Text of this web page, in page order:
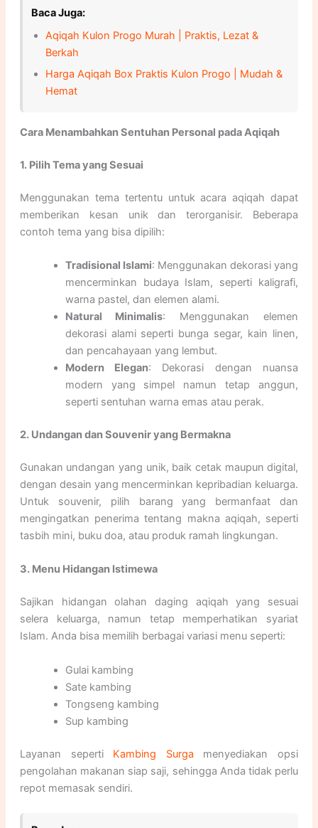
Baca Juga:
Aqiqah Kulon Progo Murah | Praktis, Lezat &
Berkah
Harga Aqiqah Box Praktis Kulon Progo | Mudah &
Hemat
Cara Menambahkan Sentuhan Personal pada Aqiqah
1. Pilih Tema yang Sesuai
Menggunakan tema tertentu untuk acara aqiqah dapat
memberikan kesan unik dan terorganisir. Beberapa
contoh tema yang bisa dipilih:
Tradisional Islami: Menggunakan dekorasi yang
mencerminkan budaya Islam, seperti kaligrafi,
warna pastel, dan elemen alami.
Natural Minimalis: Menggunakan elemen
dekorasi alami seperti bunga segar, kain linen,
dan pencahayaan yang lembut.
Modern Elegan: Dekorasi dengan nuansa
modern yang simpel namun tetap anggun,
seperti sentuhan warna emas atau perak.
2. Undangan dan Souvenir yang Bermakna
Gunakan undangan yang unik, baik cetak maupun digital,
dengan desain yang mencerminkan kepribadian keluarga.
Untuk souvenir, pilih barang yang bermanfaat dan
mengingatkan penerima tentang makna aqiqah, seperti
tasbih mini, buku doa, atau produk ramah lingkungan.
3. Menu Hidangan Istimewa
Sajikan hidangan olahan daging aqiqah yang sesuai
selera keluarga, namun tetap memperhatikan syariat
Islam. Anda bisa memilih berbagai variasi menu seperti:
Gulai kambing
Sate kambing
Tongseng kambing
Sup kambing
Layanan seperti Kambing Surga menyediakan opsi
pengolahan makanan siap saji, sehingga Anda tidak perlu
repot memasak sendiri.